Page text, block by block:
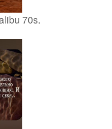
70s.